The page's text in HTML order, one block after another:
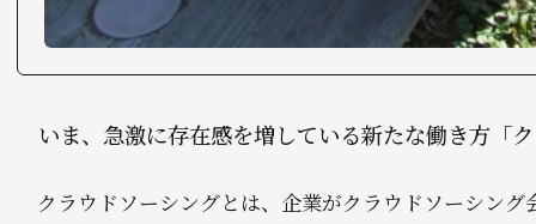
いま、急激に存在感を増している新たな働き方「
クラウドソーシングとは、企業がクラウドソーシン